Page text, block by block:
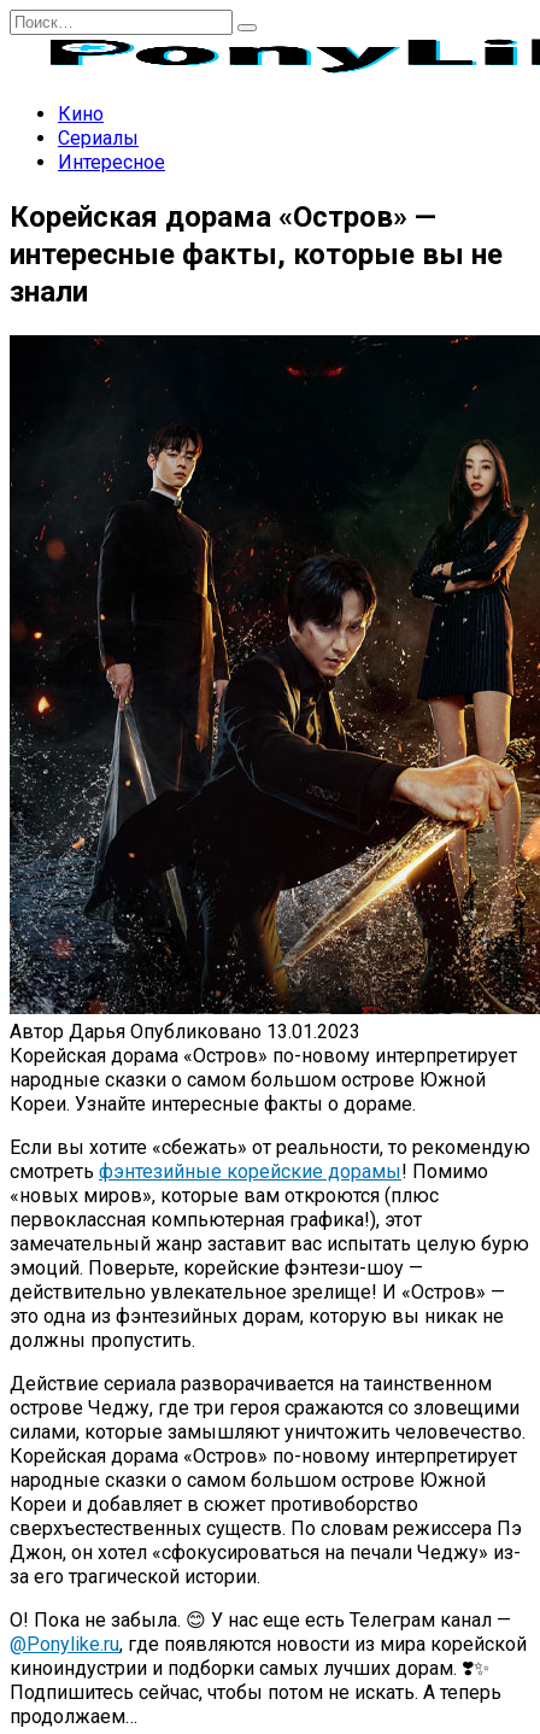
Перейти
содержанию
Search
Кино
Сериалы
Интересное
Корейская дорама «Остров» —
интересные факты, которые вы не
знали
Автор Дарья Опубликовано 13.01.2023
Корейская дорама «Остров» по-новому интерпретирует
народные сказки о самом большом острове Южной
Кореи. Узнайте интересные факты о дораме.
Если вы хотите «сбежать» от реальности, то рекомендую
смотреть фэнтезийные корейские дорамы! Помимо
«новых миров», которые вам откроются (плюс
первоклассная компьютерная графика!), этот
замечательный жанр заставит вас испытать целую бурю
эмоций. Поверьте, корейские фэнтези-шоу —
действительно увлекательное зрелище! И «Остров» —
это одна из фэнтезийных дорам, которую вы никак не
должны пропустить.
Действие сериала разворачивается на таинственном
острове Чеджу, где три героя сражаются со зловещими
силами, которые замышляют уничтожить человечество.
Корейская дорама «Остров» по-новому интерпретирует
народные сказки о самом большом острове Южной
Кореи и добавляет в сюжет противоборство
сверхъестественных существ. По словам режиссера Пэ
Джон, он хотел «сфокусироваться на печали Чеджу» из-
за его трагической истории.
О! Пока не забыла. 😊 У нас еще есть Телеграм канал —
@Ponylike.ru, где появляются новости из мира корейской
киноиндустрии и подборки самых лучших дорам. ❣️✨
Подпишитесь сейчас, чтобы потом не искать. А теперь
продолжаем…